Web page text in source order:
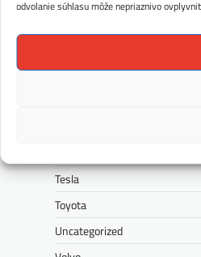
odvolanie súhlasu môže nepriaznivo
Škoda
Tesla
Toyota
Uncategorized